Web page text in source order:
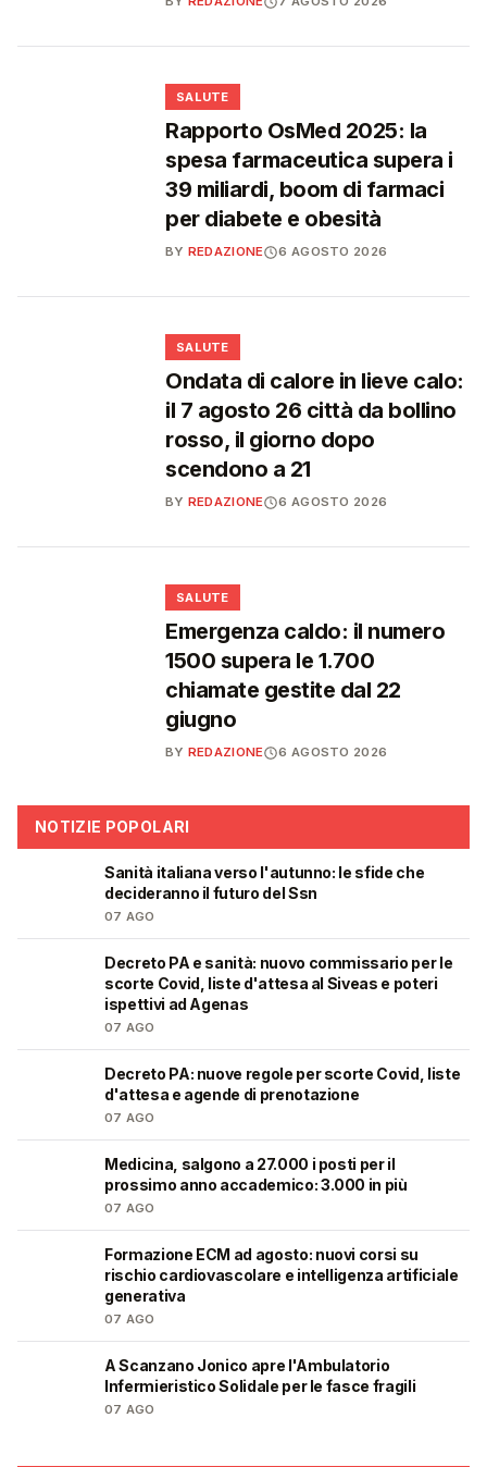
SALUTE
Rapporto OsMed 2025: la
spesa farmaceutica supera i
39 miliardi, boom di farmaci
per diabete e obesità
BY REDAZIONE 6 AGOSTO 2026
SALUTE
Ondata di calore in lieve calo:
il 7 agosto 26 città da bollino
rosso, il giorno dopo
scendono a 21
BY REDAZIONE 6 AGOSTO 2026
SALUTE
Emergenza caldo: il numero
1500 supera le 1.700
chiamate gestite dal 22
giugno
BY REDAZIONE 6 AGOSTO 2026
NOTIZIE POPOLARI
Sanità italiana verso l'autunno: le sfide che
decideranno il futuro del Ssn
07 AGO
Decreto PA e sanità: nuovo commissario per le
scorte Covid, liste d'attesa al Siveas e poteri
ispettivi ad Agenas
07 AGO
Decreto PA: nuove regole per scorte Covid, liste
d'attesa e agende di prenotazione
07 AGO
Medicina, salgono a 27.000 i posti per il
prossimo anno accademico: 3.000 in più
07 AGO
Formazione ECM ad agosto: nuovi corsi su
rischio cardiovascolare e intelligenza artificiale
generativa
07 AGO
A Scanzano Jonico apre l'Ambulatorio
Infermieristico Solidale per le fasce fragili
07 AGO